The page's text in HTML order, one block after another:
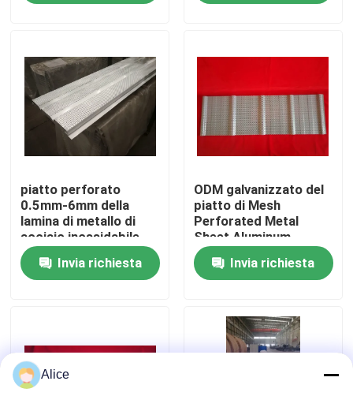
Giro della fabbrica
Controllo di qualità
Contattici
Richieda una citazione
laboratorio di strutture in acciaio
piatto perforato
0.5mm-6mm della
lamina di metallo di
acciaio inossidabile
304 316
Invia richiesta
ODM galvanizzato del
piatto di Mesh
Perforated Metal
Sheet Aluminum
Invia richiesta
Alice